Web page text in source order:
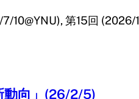
10@YNU), 第15回 (2026/
動向」(26/2/5)